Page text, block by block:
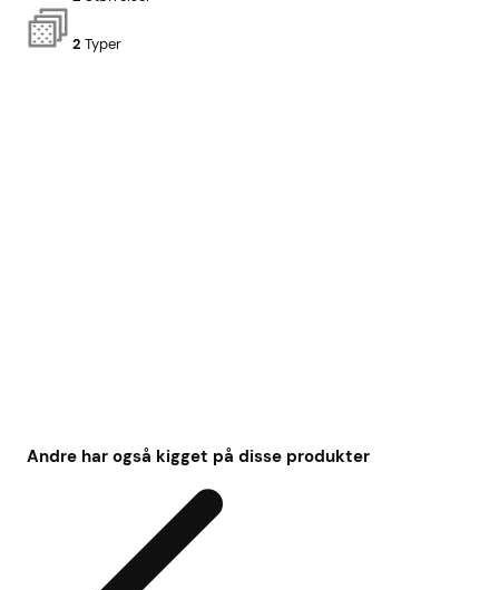
2 Typer
Andre har også kigget på disse produkter